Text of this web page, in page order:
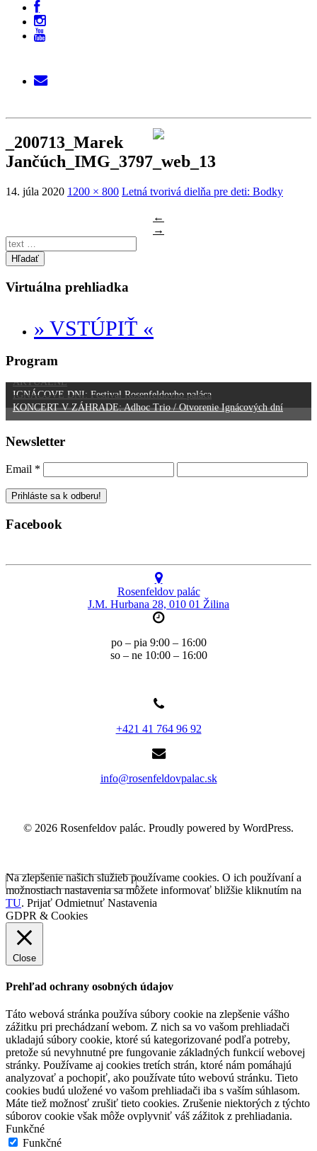
_200713_Marek
Jančúch_IMG_3797_web_13
14. júla 2020 1200 × 800 Letná tvorivá dielňa pre deti: Bodky
←
→
Hľadať
Virtuálna prehliadka
» VSTÚPIŤ «
Program
AKTUÁLNE
IGNÁCOVE DNI: Festival Rosenfeldovho paláca
KONCERT V ZÁHRADE: Adhoc Trio / Otvorenie Ignácových dní
Newsletter
Email *
Facebook
Rosenfeldov palác
J.M. Hurbana 28, 010 01 Žilina
po – pia 9:00 – 16:00
so – ne 10:00 – 16:00
+421 41 764 96 92
info@rosenfeldovpalac.sk
© 2026 Rosenfeldov palác. Proudly powered by WordPress.
Na zlepšenie našich služieb používame cookies. O ich používaní a
možnostiach nastavenia sa môžete informovať bližšie kliknutím na
TU. Prijať Odmietnuť Nastavenia
GDPR & Cookies
Close
Prehľad ochrany osobných údajov
Táto webová stránka používa súbory cookie na zlepšenie vášho
zážitku pri prechádzaní webom. Z nich sa vo vašom prehliadači
ukladajú súbory cookie, ktoré sú kategorizované podľa potreby,
pretože sú nevyhnutné pre fungovanie základných funkcií webovej
stránky. Používame aj cookies tretích strán, ktoré nám pomáhajú
analyzovať a pochopiť, ako používate túto webovú stránku. Tieto
cookies budú uložené vo vašom prehliadači iba s vaším súhlasom.
Máte tiež možnosť zrušiť tieto cookies. Zrušenie niektorých z týchto
súborov cookie však môže ovplyvniť váš zážitok z prehliadania.
Funkčné
Funkčné